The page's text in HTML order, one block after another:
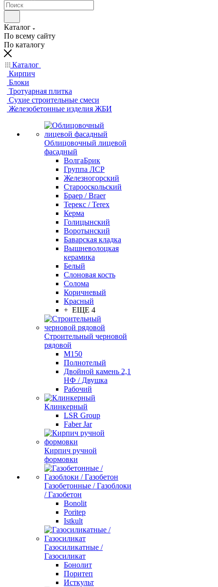
Каталог
По всему сайту
По каталогу
Каталог
Кирпич
Блоки
Тротуарная плитка
Сухие строительные смеси
Железобетонные изделия ЖБИ
Облицовочный лицевой
фасадный
ВолгаБрик
Группа ЛСР
Железногорский
Старооскольский
Браер / Braer
Терекс / Terex
Керма
Голицынский
Воротынский
Баварская кладка
Вышневолоцкая
керамика
Белый
Слоновая кость
Солома
Коричневый
Красный
+ ЕЩЕ 4
Строительный черновой
рядовой
М150
Полнотелый
Двойной камень 2,1
НФ / Двушка
Рабочий
Клинкерный
LSR Group
Faber Jar
Кирпич ручной
формовки
Газобетонные / Газоблоки
/ Газобетон
Bonolit
Poritep
Istkult
Газосиликатные /
Газосиликат
Бонолит
Поритеп
Исткульт